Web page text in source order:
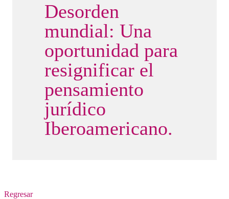
Desorden
mundial: Una
oportunidad para
resignificar el
pensamiento
jurídico
Iberoamericano.
Regresar